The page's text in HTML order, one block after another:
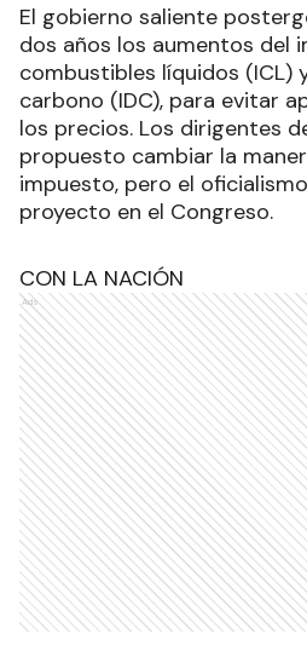
El gobierno saliente
dos años los aumentos del
combustibles líquidos (ICL)
carbono (IDC), para evitar
los precios. Los dirigentes
propuesto cambiar la
impuesto, pero el
proyecto en el Congreso.
CON LA NACIÓN
Ads